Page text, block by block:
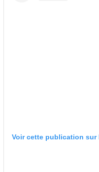
Voir cette publication sur